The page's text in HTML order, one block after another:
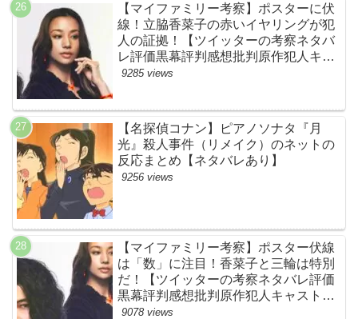
【マイファミリー考察】ポスターに伏
線！立脇香菜子の赤いイヤリングが犯
人の証拠！【ツイッターの考察ネタバ
レ評価黒幕評判感想批判原作犯人キャ
スト脚本あらすじ伏線まとめ・高橋メ
9285 views
【名探偵コナン】ピアノソナタ『月
光』殺人事件（リメイク）のネットの
反応まとめ【ネタバレあり】
9256 views
【マイファミリー考察】ポスター伏線
は「数」に注目！香菜子と三輪は特別
だ！【ツイッターの考察ネタバレ評価
黒幕評判感想批判原作犯人キャスト脚
本あらすじ伏線まとめ】
9078 views